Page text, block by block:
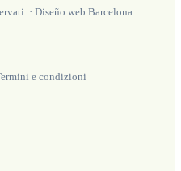
· Diseño web Barcelona
e condizioni